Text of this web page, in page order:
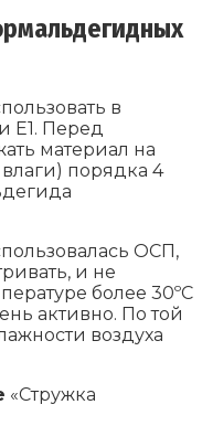
в
Е1. Перед
материал на
порядка 4
ОСП,
и не
более 30ºС
активно. По той
воздуха
«Стружка